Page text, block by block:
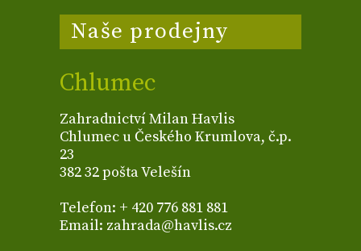
Naše prodejny
Chlumec
Zahradnictví Milan Havlis
Chlumec u Českého Krumlova, č.p.
23
382 32 pošta Velešín
Telefon: + 420 776 881 881
Email: zahrada@havlis.cz